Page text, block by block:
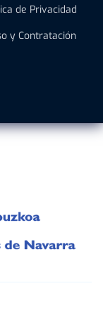
de Privacidad
y Contratación